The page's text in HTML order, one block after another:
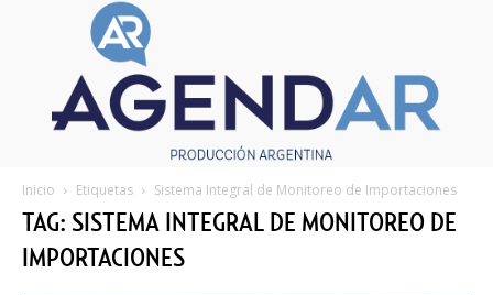
Inicio Etiquetas Sistema Integral de Monitoreo de Importaciones
TAG: SISTEMA INTEGRAL DE MONITOREO DE
IMPORTACIONES